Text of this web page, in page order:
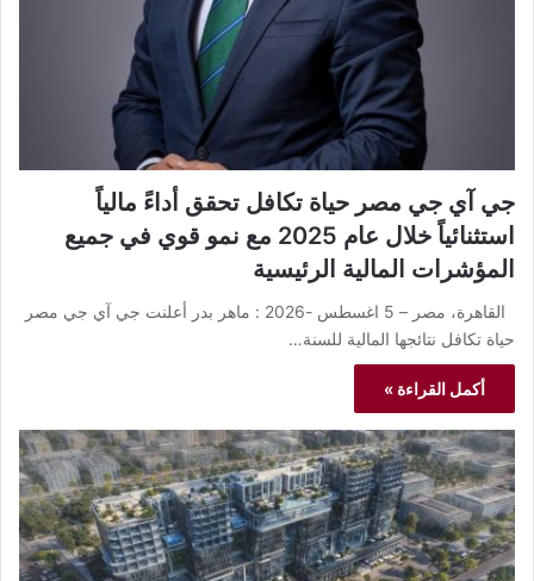
جي آي جي مصر حياة تكافل تحقق أداءً مالياً
استثنائياً خلال عام 2025 مع نمو قوي في جميع
المؤشرات المالية الرئيسية
القاهرة، مصر – 5 اغسطس -2026 : ماهر بدر أعلنت جي آي جي مصر
حياة تكافل نتائجها المالية للسنة…
أكمل القراءة »